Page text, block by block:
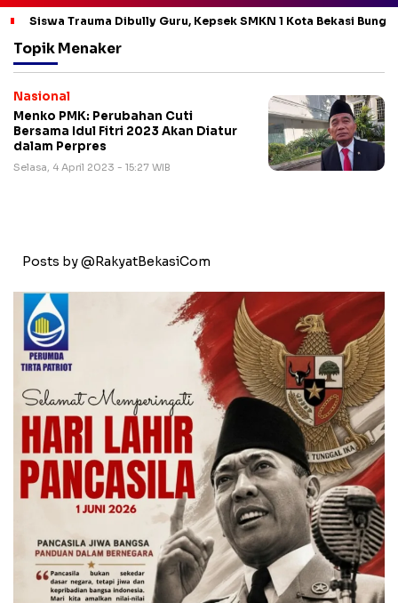
Siswa Trauma Dibully Guru, Kepsek SMKN 1 Kota Bekasi
Topik Menaker
Nasional
Menko PMK: Perubahan Cuti
Bersama Idul Fitri 2023 Akan Diatur
dalam Perpres
Selasa, 4 April 2023 - 15:27 WIB
Posts by @RakyatBekasiCom